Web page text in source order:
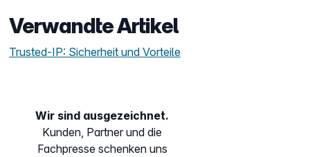
Verwandte Artikel
Trusted-IP: Sicherheit und Vorteile
Wir sind ausgezeichnet.
Kunden, Partner und die
Fachpresse schenken uns